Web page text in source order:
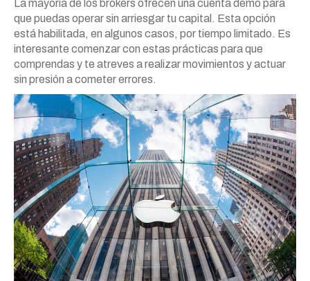
La mayoría de los brokers ofrecen una cuenta demo para
que puedas operar sin arriesgar tu capital. Esta opción
está habilitada, en algunos casos, por tiempo limitado. Es
interesante comenzar con estas prácticas para que
comprendas y te atreves a realizar movimientos y actuar
sin presión a cometer errores.